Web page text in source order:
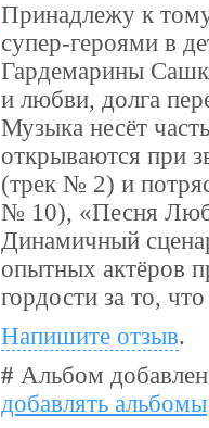
Принадлежу к
супер-героями в
Гардемарины
и любви, долга
Музыка несёт
открываются при
(трек № 2) и
№ 10), «Песня
Динамичный
опытных актёров
гордости за то,
Напишите отзыв.
# Альбом
добавлять альбомы